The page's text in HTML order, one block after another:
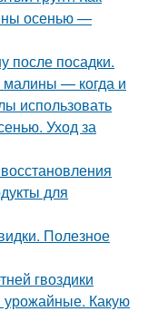
осенью —
после посадки.
— когда и
использовать
Уход за
для
Полезное
гвоздики
урожайные. Какую